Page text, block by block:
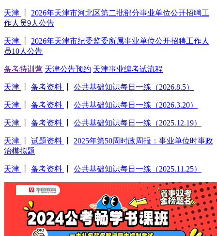
天津
2026年天津市河北区第二批部分事业单位公开招聘工
作人员9人公告
天津
2026年天津市纪委监委所属事业单位公开招聘工作人
员10人公告
备考特训营 天津公告预约 天津事业编考试流程
天津 备考资料 公共基础知识每日一练（2026.8.5）
天津 备考资料 公共基础知识每日一练（2026.3.20）
天津 备考资料 公共基础知识每日一练（2025.12.19）
天津 试题资料
2025年第50周时政周报：事业单位时事政
治模拟题
天津 备考资料 公共基础知识每日一练（2025.11.25）